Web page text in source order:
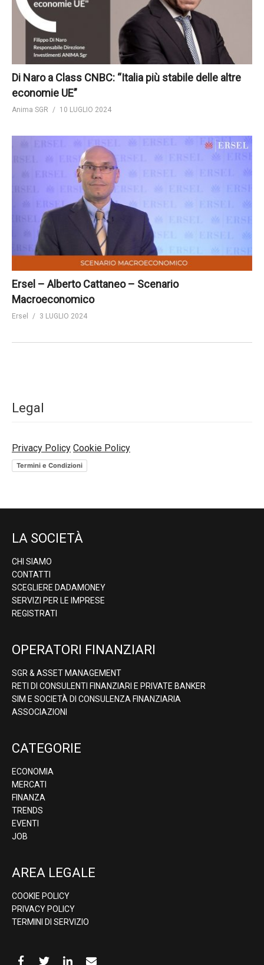
Di Naro a Class CNBC: “Italia più stabile delle altre
economie UE”
Anima SGR 10 LUGLIO 2024
Ersel – Alberto Cattaneo – Scenario
Macroeconomico
Ersel 3 LUGLIO 2024
Legal
Privacy Policy Cookie Policy
Termini e Condizioni
LA SOCIETÀ
CHI SIAMO
CONTATTI
SCEGLIERE DADAMONEY
SERVIZI PER LE IMPRESE
REGISTRATI
OPERATORI FINANZIARI
SGR & ASSET MANAGEMENT
RETI DI CONSULENTI FINANZIARI E PRIVATE BANKER
SIM E SOCIETÀ DI CONSULENZA FINANZIARIA
ASSOCIAZIONI
CATEGORIE
ECONOMIA
MERCATI
FINANZA
TRENDS
EVENTI
JOB
AREA LEGALE
COOKIE POLICY
PRIVACY POLICY
TERMINI DI SERVIZIO